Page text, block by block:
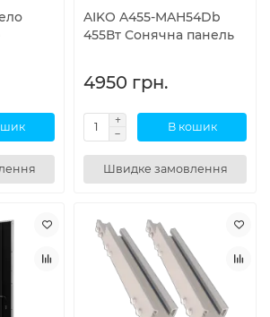
AIKO A455-MAH54Db
455Вт Сонячна панель
4950 грн.
В кошик
Швидке замовлення